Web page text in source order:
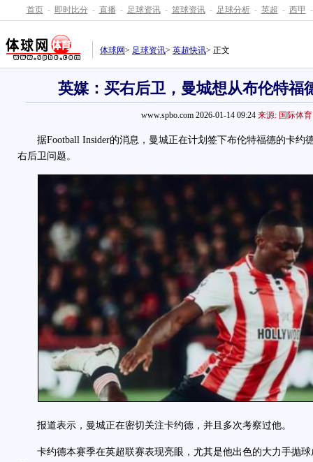
首页 - 即时比分 - 直播 - 足球资讯 - 篮球资讯 - 足球分析 - 英超 - 西甲 -
体球网> 足球资讯> 英超快讯> 正文
英媒：买右后卫，曼城想从布伦特福
www.spbo.com 2026-01-14 09:24 来源: 国际体育
据Football Insider的消息，曼城正在计划签下布伦特福德的卡约
右后卫问题。
报道表示，曼城正在密切关注卡约德，并且多次考察过他。
卡约德本赛季在英超联赛表现亮眼，尤其是他出色的大力手抛球